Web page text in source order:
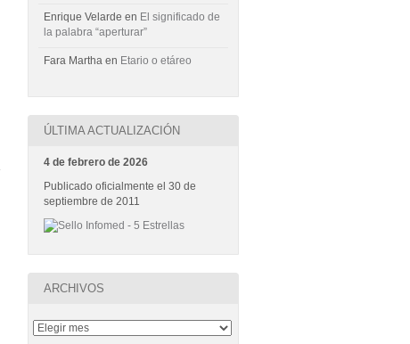
Enrique Velarde en El significado de
la palabra “aperturar”
Fara Marthaen Etario o etáreo
ÚLTIMA ACTUALIZACIÓN
4 de febrero de 2026
Publicado oficialmente el 30 de
septiembre de 2011
ARCHIVOS